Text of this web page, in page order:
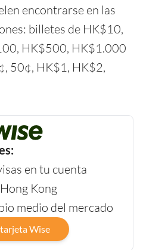
encontrarse en las
billetes de HK$10,
HK$500, HK$1.000
50¢, HK$1, HK$2,
en tu cuenta
Kong
medio del mercado
Wise